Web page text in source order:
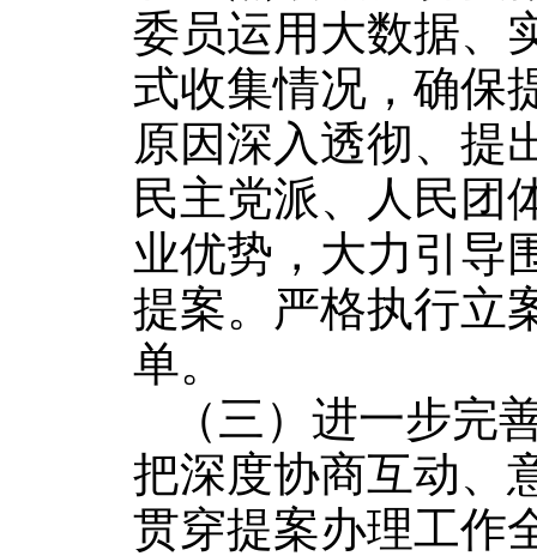
委员运用大数据、
式收集情况，确保
原因深入透彻、提
民主党派、人民团
业优势，大力引导
提案。严格执行立
单。
（三）进一步完
把深度协商互动、
贯穿提案办理工作